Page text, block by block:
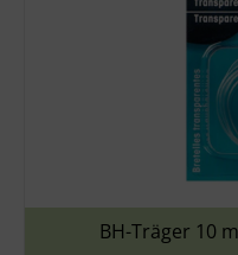
BH-Träger 10